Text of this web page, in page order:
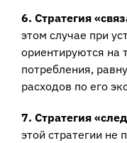
6. Стратегия
этом случае при
ориентируются на
потребления,
расходов по его
7. Стратегия
этой стратегии не